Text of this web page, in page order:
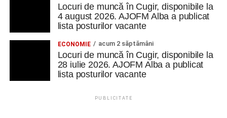
Locuri de muncă în Cugir, disponibile la
4 august 2026. AJOFM Alba a publicat
lista posturilor vacante
ECONOMIE acum 2 săptămâni
Locuri de muncă în Cugir, disponibile la
28 iulie 2026. AJOFM Alba a publicat
lista posturilor vacante
PUBLICITATE